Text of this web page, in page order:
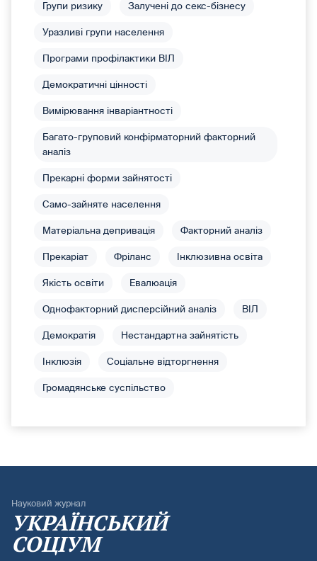
Групи ризику Залучені до секс-бізнесу
Уразливі групи населення
Програми профілактики ВІЛ
Демократичні цінності
Вимірювання інваріантності
Багато-груповий конфірматорний факторний
аналіз
Прекарні форми зайнятості
Само-зайняте населення
Матеріальна депривація Факторний аналіз
Прекаріат Фріланс Інклюзивна освіта
Якість освіти Евалюація
Однофакторний дисперсійний аналіз ВІЛ
Демократія Нестандартна зайнятість
Інклюзія Соціальне відторгнення
Громадянське суспільство
Науковий журнал
УКРАЇНСЬКИЙ
СОЦІУМ